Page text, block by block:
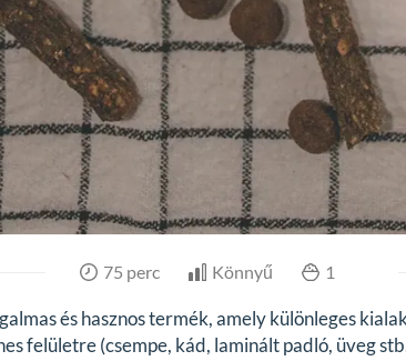
75 perc Könnyű 1
és hasznos termék, amely különleges
felületre (csempe, kád, laminált padló, üveg